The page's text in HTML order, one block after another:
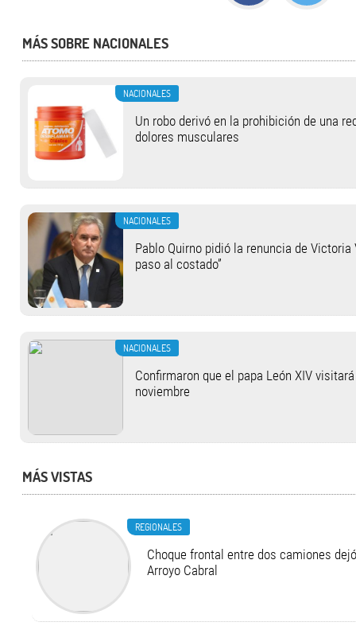
MÁS SOBRE NACIONALES
NACIONALES
Un robo derivó en la prohibición de una
dolores musculares
NACIONALES
Pablo Quirno pidió la renuncia de Victoria
paso al costado”
NACIONALES
Confirmaron que el papa León XIV
noviembre
MÁS VISTAS
REGIONALES
Choque frontal entre dos camiones
Arroyo Cabral